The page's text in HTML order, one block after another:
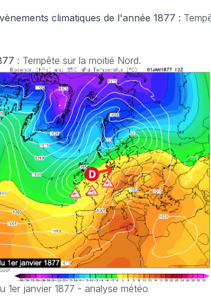
climatiques de l'année 1877 :
: Tempête sur la moitié Nord.
1er janvier 1877 - analyse météo